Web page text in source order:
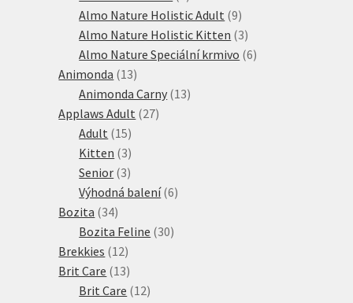
produkt
Almo Nature Holistic Adult 99
produktů
Almo Nature Holistic Kitten 33
produkty
Almo Nature Speciální krmivo 66
Animonda 1313
produktů
Animonda Carny 1313
Applaws Adult 2727
Adult 1515
produktů
Kitten 33
produkty
Senior 33
produkty
Výhodná balení 66
Bozita 3434
produktů
Bozita Feline 3030
Brekkies 1212
produktů
Brit Care 1313
produktů
Brit Care 1212